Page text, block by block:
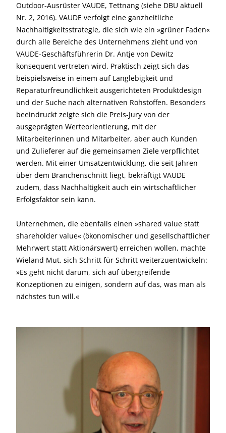
Outdoor-Ausrüster VAUDE, Tettnang (siehe DBU aktuell
Nr. 2, 2016). VAUDE verfolgt eine ganzheitliche
Nachhaltigkeitsstrategie, die sich wie ein »grüner Faden«
durch alle Bereiche des Unternehmens zieht und von
VAUDE-Geschäftsführerin Dr. Antje von Dewitz
konsequent vertreten wird. Praktisch zeigt sich das
beispielsweise in einem auf Langlebig­keit und
Reparaturfreundlichkeit ausgerichteten Produktdesign
und der Suche nach alternativen Rohstoffen. Besonders
beeindruckt zeigte sich die Preis-Jury von der
ausgeprägten Werte­orientierung, mit der
Mitarbeiterinnen und Mitarbeiter, aber auch Kunden
und Zulieferer auf die gemeinsamen Ziele verpflichtet
werden. Mit einer Umsatzentwicklung, die seit Jahren
über dem Branchenschnitt liegt, bekräftigt VAUDE
zudem, dass Nachhaltigkeit auch ein wirtschaftlicher
Erfolgsfaktor sein kann.
Unternehmen, die ebenfalls einen »shared value statt
shareholder value« (ökonomischer und gesellschaftlicher
Mehrwert statt Aktionärswert) erreichen wollen, machte
Wieland Mut, sich Schritt für Schritt weiterzuentwickeln:
»Es geht nicht darum, sich auf übergreifende
Konzeptionen zu einigen, sondern auf das, was man als
nächstes tun will.«